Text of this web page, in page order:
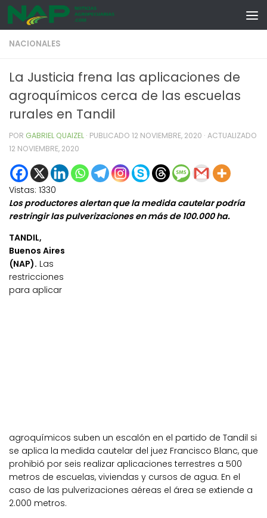
Skip to content
NACIONALES
La Justicia frena las aplicaciones de
agroquímicos cerca de las escuelas
rurales en Tandil
POR GABRIEL QUAIZEL · PUBLICADO 12 NOVIEMBRE, 2020 · ACTUALIZADO
12 NOVIEMBRE, 2020
Vistas: 1330
Los productores alertan que la medida cautelar podría
restringir las pulverizaciones en más de 100.000 ha.
TANDIL,
Buenos Aires
(NAP). Las
restricciones
para aplicar
agroquímicos suben un escalón en el partido de Tandil si
se aplica la medida cautelar del juez Francisco Blanc, que
prohibió por seis realizar aplicaciones terrestres a 500
metros de escuelas, viviendas y cursos de agua. En el
caso de las pulverizaciones aéreas el área se extiende a
2.000 metros.